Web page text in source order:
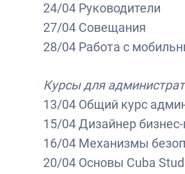
24/04 Руководители
27/04 Совещания
28/04 Работа с
Курсы для
13/04 Общий курс
15/04 Дизайнер
16/04 Механизмы
20/04 Основы Cuba